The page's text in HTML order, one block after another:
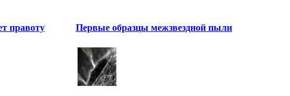
правоту
Первые образцы межзвездной пыли